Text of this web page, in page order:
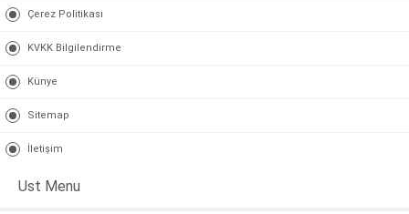
Çerez Politikası
KVKK Bilgilendirme
Künye
Sitemap
İletişim
Ust Menu